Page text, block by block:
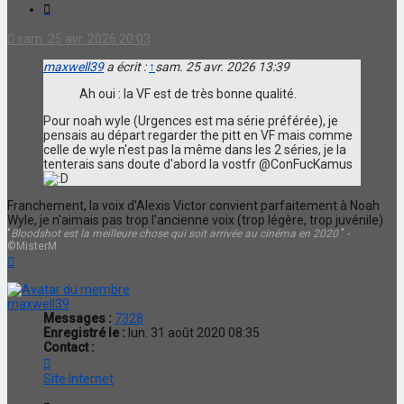
sam. 25 avr. 2026 20:03
maxwell39a écrit : ↑sam. 25 avr. 2026 13:39
Ah oui : la VF est de très bonne qualité.
Pour noah wyle (Urgences est ma série préférée), je
pensais au départ regarder the pitt en VF mais comme
celle de wyle n'est pas la même dans les 2 séries, je la
tenterais sans doute d'abord la vostfr @ConFucKamus
Franchement, la voix d'Alexis Victor convient parfaitement à Noah
Wyle, je n'aimais pas trop l'ancienne voix (trop légère, trop juvénile)
"Bloodshot est la meilleure chose qui soit arrivée au cinéma en 2020 " -
©MisterM
maxwell39
Messages : 7328
Enregistré le : lun. 31 août 2020 08:35
Contact :
maxwell39
Site Internet